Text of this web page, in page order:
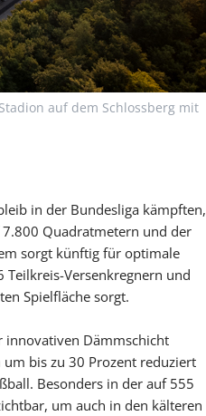
auf dem Schlossberg mit
in der Bundesliga kämpften,
Quadratmetern und der
sorgt künftig für optimale
Versenkregnern und
Spielfläche sorgt.
innovativen Dämmschicht
bis zu 30 Prozent reduziert
Besonders in der auf 555
um auch in den kälteren